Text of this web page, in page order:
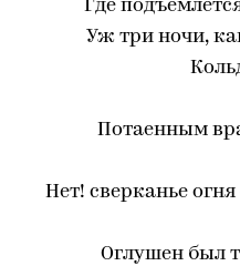
Где
Уж три ночи,
Потаенным
Нет! сверканье
Оглушен был